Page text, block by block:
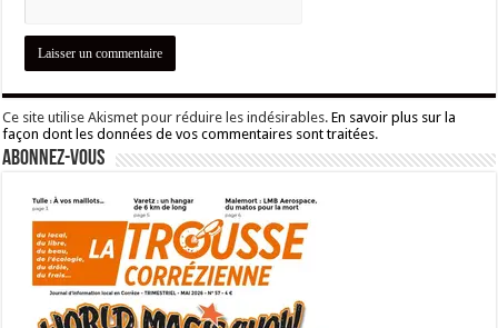
Ce site utilise Akismet pour réduire les indésirables.En savoir plus sur la
façon dont les données de vos commentaires sont traitées.
Abonnez-vous